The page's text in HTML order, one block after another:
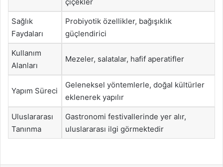
Sağlık
Faydaları
Probiyotik özellikler, bağışıklık
güçlendirici
Kullanım
Alanları
Mezeler, salatalar, hafif aperatifler
Yapım Süreci
Geleneksel yöntemlerle, doğal kültürler
eklenerek yapılır
Uluslararası
Tanınma
Gastronomi festivallerinde yer alır,
uluslararası ilgi görmektedir